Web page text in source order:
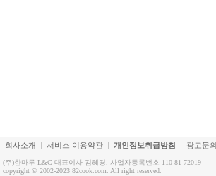
회사소개 서비스 이용약관 개인정보취급방침 광고문의
(주)한마루 L&C 대표이사 김혜경. 사업자등록번호 110-81-72019
copyright © 2002-2023 82cook.com. All right reserved.